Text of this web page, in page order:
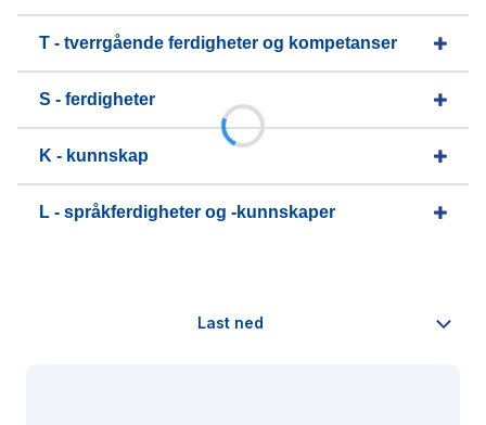
T - tverrgående ferdigheter og kompetanser
S - ferdigheter
K - kunnskap
L - språkferdigheter og -kunnskaper